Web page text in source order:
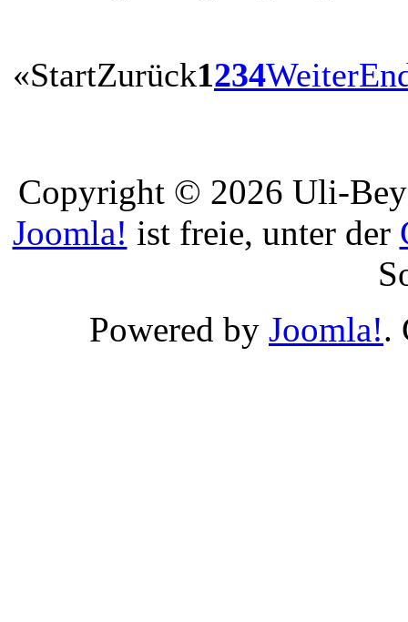
«StartZurück1234Weiter
Copyright © 2026 Uli-
Joomla! ist freie, unter der
Powered by Joomla!.